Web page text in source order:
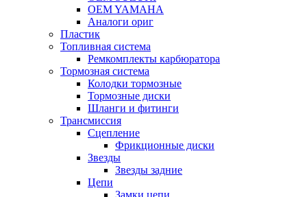
OEM YAMAHA
Аналоги ориг
Пластик
Топливная система
Ремкомплекты карбюратора
Тормозная система
Колодки тормозные
Тормозные диски
Шланги и фитинги
Трансмиссия
Cцепление
Фрикционные диски
Звезды
Звезды задние
Цепи
Замки цепи